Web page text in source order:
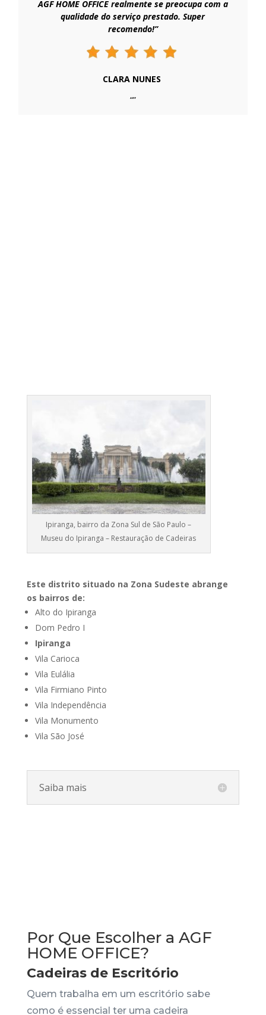
AGF HOME OFFICE realmente se preocupa com a
qualidade do serviço prestado. Super
recomendo!”
CLARA NUNES
“”
Ipiranga, bairro da Zona Sul de São Paulo –
Museu do Ipiranga – Restauração de Cadeiras
Este distrito situado na Zona Sudeste abrange
os bairros de:
Alto do Ipiranga
Dom Pedro I
Ipiranga
Vila Carioca
Vila Eulália
Vila Firmiano Pinto
Vila Independência
Vila Monumento
Vila São José
Saiba mais
Por Que Escolher a AGF
HOME OFFICE?
Cadeiras de Escritório
Quem trabalha em um escritório sabe
como é essencial ter uma cadeira